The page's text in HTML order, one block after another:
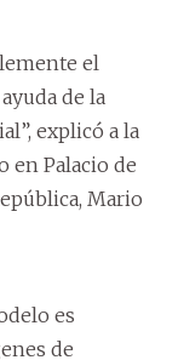
el
de la
explicó a la
en Palacio de
Mario
es
de